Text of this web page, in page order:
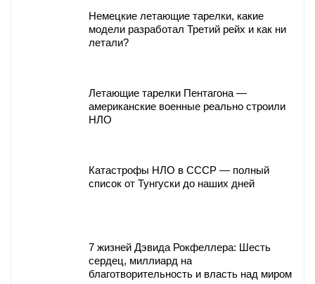
Немецкие летающие тарелки, какие
модели разработал Третий рейх и как ни
летали?
Летающие тарелки Пентагона —
американские военные реально строили
НЛО
Катастрофы НЛО в СССР — полный
список от Тунгуски до наших дней
7 жизней Дэвида Рокфеллера: Шесть
сердец, миллиард на
благотворительность и власть над миром